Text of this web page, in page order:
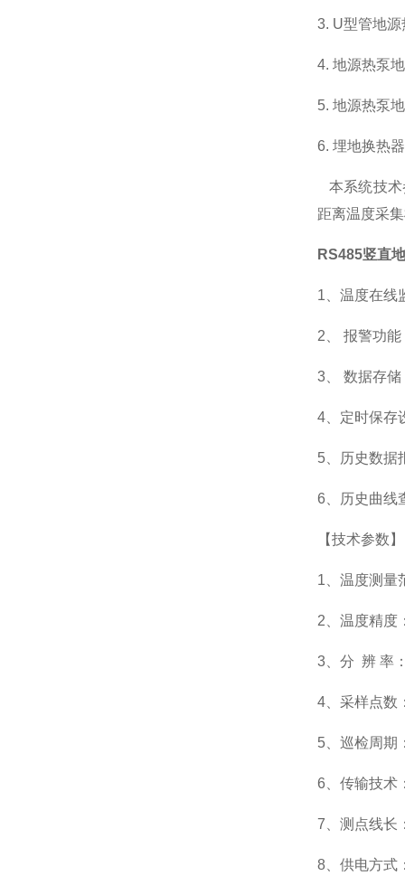
3. U型管地
4. 地源热泵
5. 地源热泵
6. 埋地换热
本系统技
距离温度采
RS485竖直
1、温度在线
2、 报警功能
3、 数据存储
4、定时保存
5、历史数据
6、历史曲线
【技术参数】
1、温度测
2、温度精
3、分 辨 率
4、采样点数
5、巡检周期
6、传输技术
7、测点线长
8、供电方式